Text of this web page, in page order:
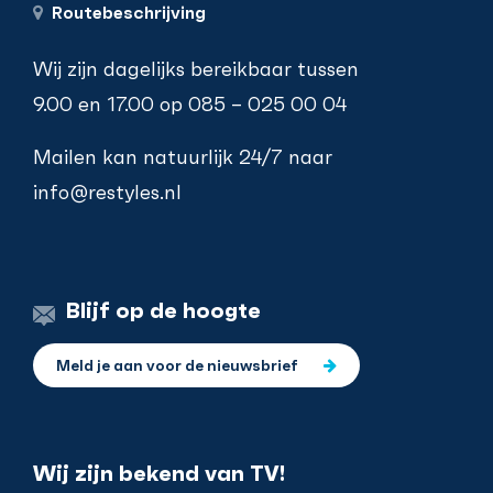
Routebeschrijving
Wij zijn dagelijks bereikbaar tussen
9.00 en 17.00 op 085 – 025 00 04
Mailen kan natuurlijk 24/7 naar
info@restyles.nl
Blijf op de hoogte
Meld je aan voor de nieuwsbrief
Wij zijn bekend van TV!